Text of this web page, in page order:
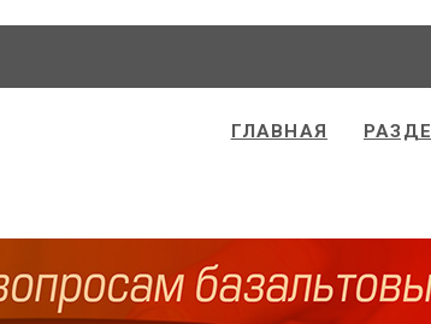
ГЛАВНАЯ